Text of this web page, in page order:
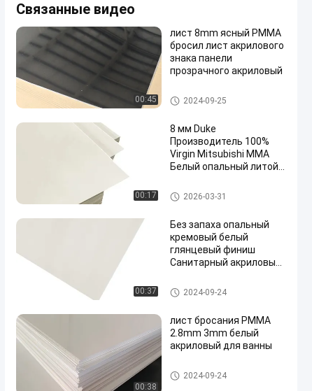
Связанные видео
00:45
лист 8mm ясный PMMA
бросил лист акрилового
знака панели
прозрачного акриловый
Лист знака акриловый
2024-09-25
00:17
8 мм Duke
Производитель 100%
Virgin Mitsubishi MMA
Белый опальный литой
пластиковый
ремесленный щит
Санитарные акриловые лист
ы
2026-03-31
00:37
Без запаха опальный
кремовый белый
глянцевый финиш
Санитарный акриловый
дома
Санитарные акриловые лист
ы
2024-09-24
00:38
лист бросания PMMA
2.8mm 3mm белый
акриловый для ванны
Санитарные акриловые лист
ы
2024-09-24